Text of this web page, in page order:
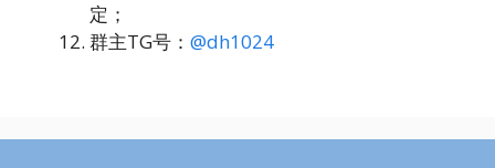
定；
群主TG号： @dh1024